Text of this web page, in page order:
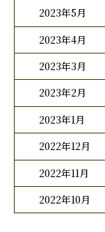
2023年5月
2023年4月
2023年3月
2023年2月
2023年1月
2022年12月
2022年11月
2022年10月